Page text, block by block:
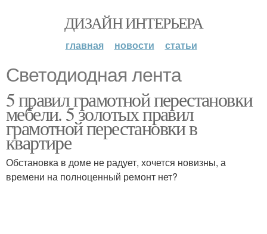
ДИЗАЙН ИНТЕРЬЕРА
главная новости статьи
Светодиодная лента
5 правил грамотной перестановки
мебели. 5 золотых правил
грамотной перестановки в
квартире
Обстановка в доме не радует, хочется новизны, а
времени на полноценный ремонт нет?